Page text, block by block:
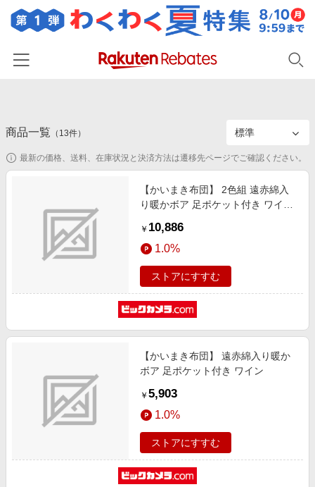
カテゴリー一覧
百貨店・総合ECモール
ファッション・インナー・小物
食品・スイーツ・お酒
日用品・キッチン用品
コスメ・健康・医薬品
家電・PC・スマホ・カメラ
ペット・花・DIY・車
旅行・レジャー・ホテル予約
金融・マネー・保険
イベント一覧
初回購入者限定特典
対象ストア新規限定特典
新着ストアのご紹介
楽天サービス特集
お中元特集2026
わくわく夏特集
とことん買い物チャレンジ
Apple公式サイト×楽天カード分割払い
友達紹介
楽天IDでログイン/会員登録
商品一覧 （ 13件）
最新の価格、送料、在庫状況と決済方法は遷移先ページでご確認ください。
【かいまき布団】 2色組 遠赤綿入
り暖かボア 足ポケット付き ワイン
￥ 10,886
1.0%
ストアにすすむ
【かいまき布団】 遠赤綿入り暖か
ボア 足ポケット付き ワイン
￥ 5,903
1.0%
ストアにすすむ